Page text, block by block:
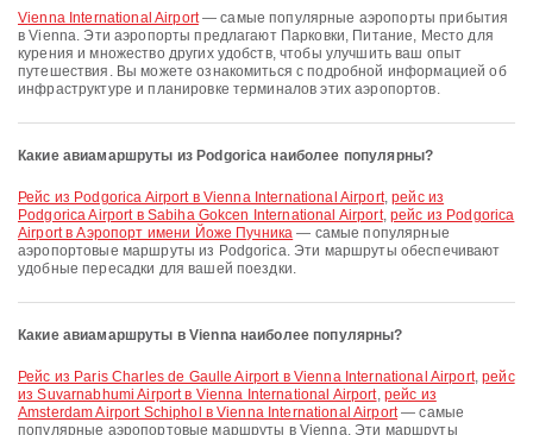
Vienna International Airport— самые популярные аэропорты прибытия
в Vienna. Эти аэропорты предлагают Парковки, Питание, Место для
курения и множество других удобств, чтобы улучшить ваш опыт
путешествия. Вы можете ознакомиться с подробной информацией об
инфраструктуре и планировке терминалов этих аэропортов.
Какие авиамаршруты из Podgorica наиболее популярны?
рейс из Podgorica Airport в Vienna International Airport,рейс из
Podgorica Airport в Sabiha Gokcen International Airport, рейс из Podgorica
Airport в Аэропорт имени Йоже Пучника — самые популярные
аэропортовые маршруты из Podgorica. Эти маршруты обеспечивают
удобные пересадки для вашей поездки.
Какие авиамаршруты в Vienna наиболее популярны?
рейс из Paris Charles de Gaulle Airport в Vienna International Airport,рейс
из Suvarnabhumi Airport в Vienna International Airport, рейс из
Amsterdam Airport Schiphol в Vienna International Airport— самые
популярные аэропортовые маршруты в Vienna. Эти маршруты